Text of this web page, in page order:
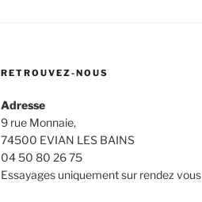
RETROUVEZ-NOUS
Adresse
9 rue Monnaie,
74500 EVIAN LES BAINS
04 50 80 26 75
Essayages uniquement sur rendez vous